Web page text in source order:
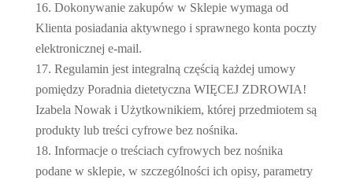
Dokonywanie zakupów w Sklepie wymaga od
Klienta posiadania aktywnego i sprawnego konta poczty
elektronicznej e-mail.
Regulamin jest integralną częścią każdej umowy
pomiędzy Poradnia dietetyczna WIĘCEJ ZDROWIA!
Izabela Nowak i Użytkownikiem, której przedmiotem są
produkty lub treści cyfrowe bez nośnika.
Informacje o treściach cyfrowych bez nośnika
podane w sklepie, w szczególności ich opisy, parametry